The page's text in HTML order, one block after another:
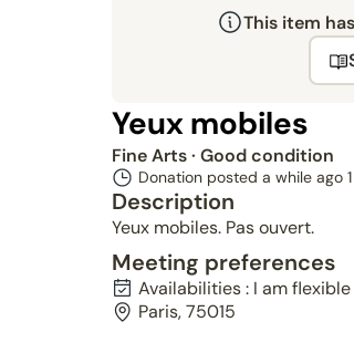
This item
Yeux mobiles
Fine Arts· Good condition
Donation posted a while ago
Description
Yeux mobiles. Pas ouvert.
Meeting preferences
Availabilities : I am flexible
Paris, 75015